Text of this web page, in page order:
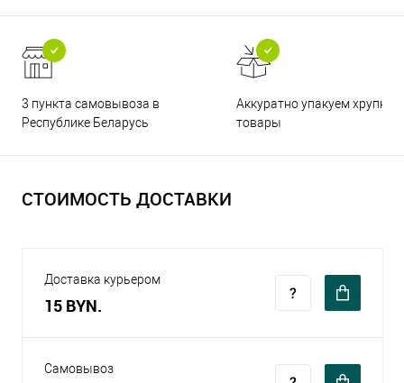
3 пункта самовывоза в
Республике Беларусь
Аккуратно упакуем хрупкие
товары
СТОИМОСТЬ ДОСТАВКИ
Доставка курьером
15 BYN.
Самовывоз